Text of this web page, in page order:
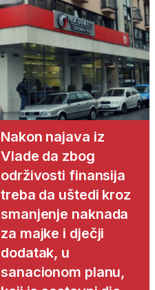
Nakon najava iz
Vlade da zbog
održivosti finansija
treba da uštedi kroz
smanjenje naknada
za majke i dječji
dodatak, u
sanacionom planu,